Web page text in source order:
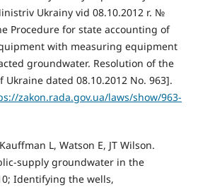
Ukrainy vid 08.10.2012 r. №
Procedure for state accounting of
with measuring equipment
groundwater. Resolution of the
dated 08.10.2012 No. 963].
zakon.rada.gov.ua/laws/show/963-
L, Watson E, JT Wilson.
supply groundwater in the
Identifying the wells,